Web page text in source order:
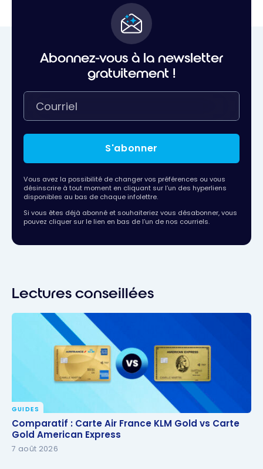
Abonnez-vous à la newsletter
gratuitement !
S'abonner
Vous avez la possibilité de changer vos préférences ou vous
désinscrire à tout moment en cliquant sur l’un des hyperliens
disponibles au bas de chaque infolettre.
Si vous êtes déjà abonné et souhaiteriez vous désabonner, vous
pouvez cliquer sur le lien en bas de l’un de nos courriels.
Lectures conseillées
Comparatif : Carte Air France KLM Gold vs Carte
Gold American Express
GUIDES
Comparatif : Carte Air France KLM Gold vs Carte
Gold American Express
7 août 2026